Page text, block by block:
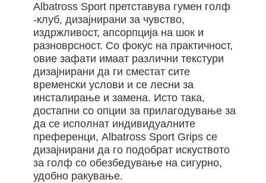
Albatross Sport претставува гумен голф
-клуб, дизајнирани за чувство,
издржливост, апсорпција на шок и
разноврсност. Со фокус на практичност,
овие зафати имаат различни текстури
дизајнирани да ги сместат сите
временски услови и се лесни за
инсталирање и замена. Исто така,
достапни со опции за прилагодување за
да се исполнат индивидуалните
преференци, Albatross Sport Grips се
дизајнирани да го подобрат искуството
за голф со обезбедување на сигурно,
удобно ракување.